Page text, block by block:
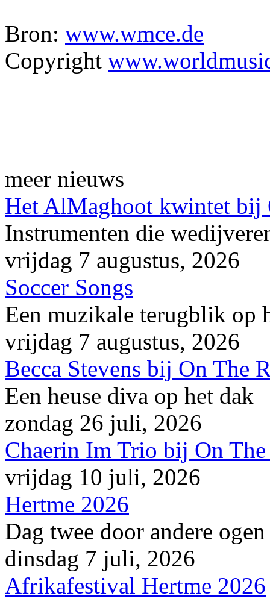
Bron: www.wmce.de
Copyright
meer nieuws
Het AlMaghoot kwintet bij
Instrumenten die
vrijdag 7 augustus, 2026
Soccer Songs
Een muzikale terugblik op
vrijdag 7 augustus, 2026
Becca Stevens bij On The
Een heuse diva op het dak
zondag 26 juli, 2026
Chaerin Im Trio bij On
vrijdag 10 juli, 2026
Hertme 2026
Dag twee door andere
dinsdag 7 juli, 2026
Afrikafestival Hertme 2026